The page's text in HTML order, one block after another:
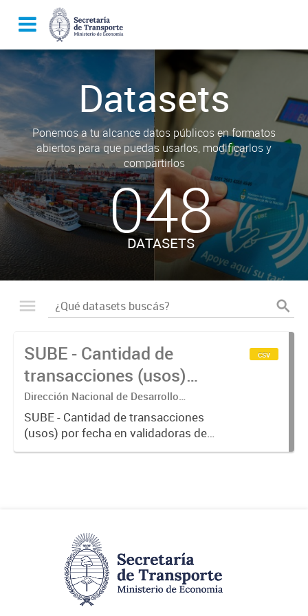
Datasets
Ponemos a tu alcance datos públicos en formatos
abiertos para que puedas usarlos, modificarlos y
compartirlos
048
DATASETS
SUBE - Cantidad de
transacciones (usos)
por fecha
Dirección Nacional de Desarrollo
Tecnológico - Ministerio de Transporte.
SUBE - Cantidad de transacciones
(usos) por fecha en validadoras de
la red SUBE.
csv